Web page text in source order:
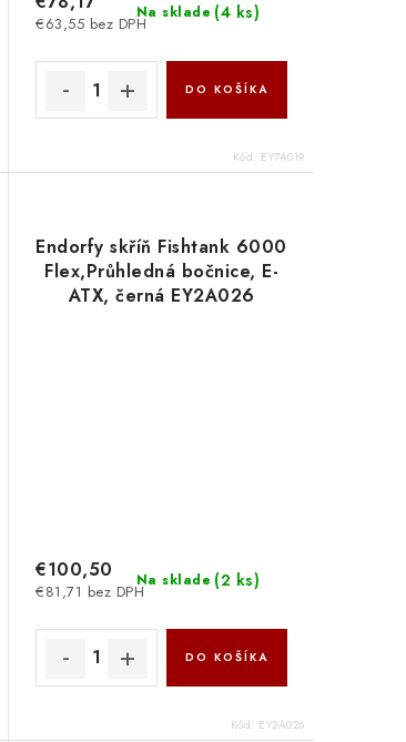
Na sklade (4 ks)
€63,55 bez DPH
DO KOŠÍKA
Kód: EY7A019
Endorfy skříň Fishtank 6000
Flex,Průhledná bočnice, E-
ATX, černá EY2A026
Na sklade (2 ks)
€81,71 bez DPH
€100,50
DO KOŠÍKA
Kód: EY2A026